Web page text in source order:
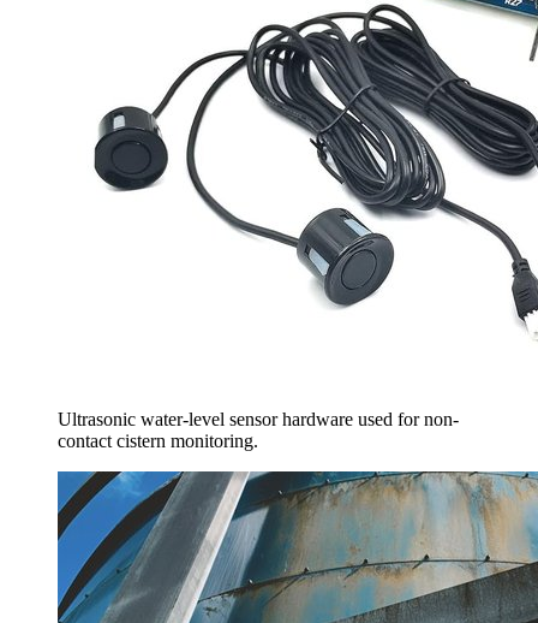
Ultrasonic water-level sensor hardware used for non-
contact cistern monitoring.